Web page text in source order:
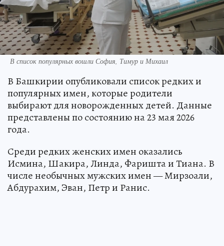
В список популярных вошли София, Тимур и Михаил
В Башкирии опубликовали список редких и
популярных имен, которые родители
выбирают для новорожденных детей. Данные
представлены по состоянию на 23 мая 2026
года.
Среди редких женских имен оказались
Исмина, Шакира, Линда, Фаришта и Тиана. В
числе необычных мужских имен — Мирзоали,
Абдурахим, Эван, Петр и Ранис.